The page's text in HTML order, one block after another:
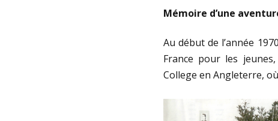
Mémoire d’une
Au début de l’année
France pour les
College en Angleterre,